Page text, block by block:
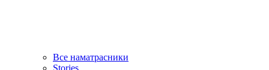
Все наматрасники
Stories